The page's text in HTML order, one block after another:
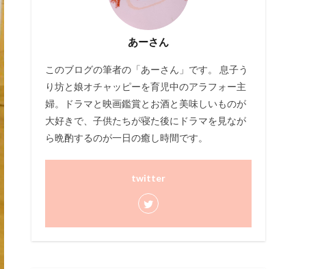
あーさん
このブログの筆者の「あーさん」です。 息子う
り坊と娘オチャッピーを育児中のアラフォー主
婦。ドラマと映画鑑賞とお酒と美味しいものが
大好きで、子供たちが寝た後にドラマを見なが
ら晩酌するのが一日の癒し時間です。
twitter